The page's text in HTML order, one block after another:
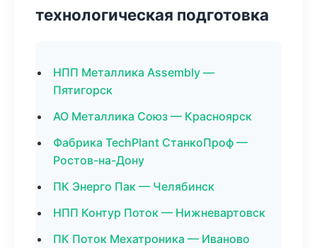
технологическая подготовка
НПП Металлика Assembly —
Пятигорск
АО Металлика Союз — Красноярск
Фабрика TechPlant СтанкоПроф —
Ростов-на-Дону
ПК Энерго Пак — Челябинск
НПП Контур Поток — Нижневартовск
ПК Поток Мехатроника — Иваново